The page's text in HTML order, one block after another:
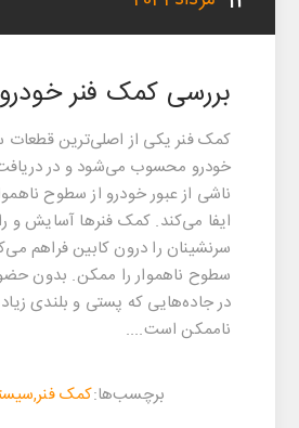
بررسی کمک‌ فنر خودرو
کمک‌ فنر یکی از اصلی‌ترین قطعات
خودرو محسوب می‌شود و در
ناشی از عبور خودرو از سطوح
ایفا می‌کند. کمک‌ فنرها آسایش و
سرنشینان را درون کابین فراهم
سطوح ناهموار را ممکن. بدون
در جاده‌هایی که پستی و بلندی زیاد
ناممکن است....
برچسب‌ها:کمک فنر,